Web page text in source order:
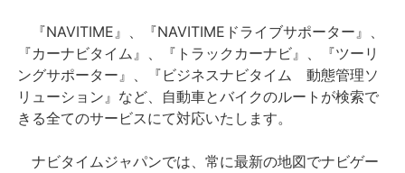
『NAVITIME』、『NAVITIMEドライブサポーター』、
『カーナビタイム』、『トラックカーナビ』、『ツーリ
ングサポーター』、『ビジネスナビタイム 動態管理ソ
リューション』など、自動車とバイクのルートが検索で
きる全てのサービスにて対応いたします。
ナビタイムジャパンでは、常に最新の地図でナビゲー